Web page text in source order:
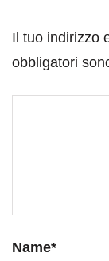
Il tuo indirizzo
obbligatori
Name*